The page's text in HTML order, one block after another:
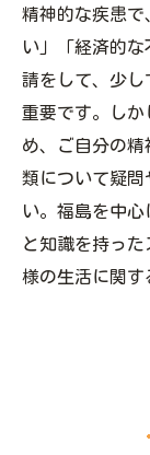
精神的な疾患で
い」「経済的
請をして、少し
重要です。しか
め、ご自分の
類について疑問
い。福島を中
と知識を持っ
様の生活に関す